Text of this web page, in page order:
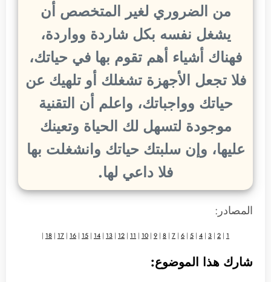
من الضروري لغير المتخصص أن
يشغل نفسه بكل شاردة وواردة،
فهناك أشياء أهم تقوم بها في حياتك،
فلا تجعل الأجهزة تشغلك أو تلهيك عن
حياتك وواجباتك، واعلم أن التقنية
موجودة لتسهل لك الحياة وتعينك
عليها، وإن سلبتك حياتك وانشغلت بها
فلا داعي لها.
المصادر:
1
|
2
|
3
|
4
|
5
|
6
|
7
|
8
|
9
|
10
|
11
|
12
|
13
|
14
|
15
|
16
|
17
|
18
|
شارك هذا الموضوع: